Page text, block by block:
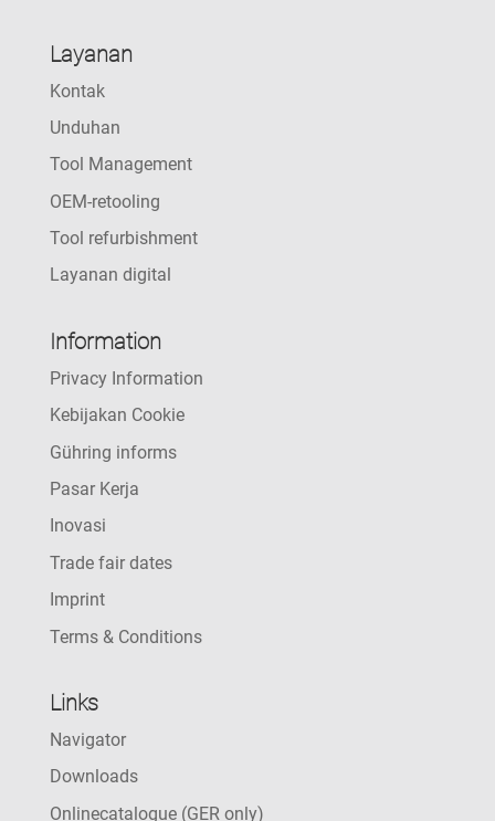
Layanan
Kontak
Unduhan
Tool Management
OEM-retooling
Tool refurbishment
Layanan digital
Information
Privacy Information
Kebijakan Cookie
Gühring informs
Pasar Kerja
Inovasi
Trade fair dates
Imprint
Terms & Conditions
Links
Navigator
Downloads
Onlinecatalogue (GER only)